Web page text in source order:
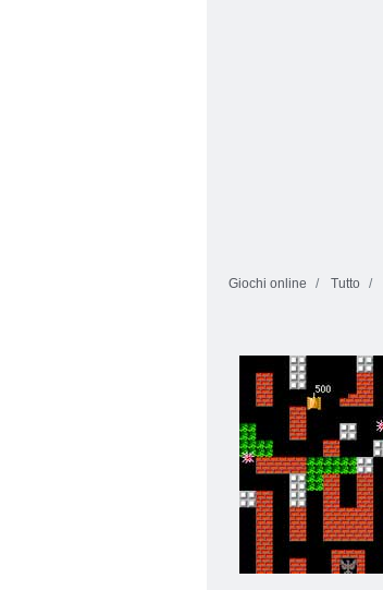
Giochi online Tutto